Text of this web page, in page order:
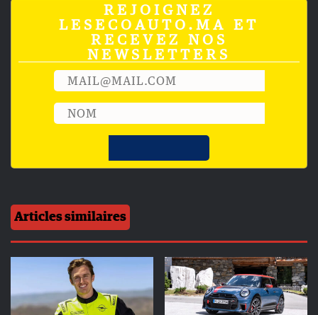
REJOIGNEZ
LESECOAUTO.MA ET
RECEVEZ NOS
NEWSLETTERS
Articles similaires